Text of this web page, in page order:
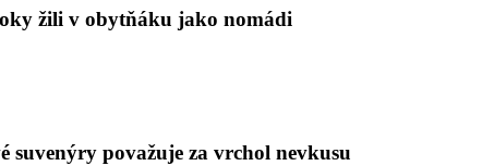
žili v obytňáku jako nomádi
suvenýry považuje za vrchol nevkusu